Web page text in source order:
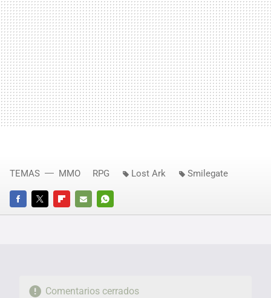
FACEBOOKTWITTERFLIPBOARD
E-
WHATSAPP
TEMAS MMO RPG Lost Ark Smilegate
Comentarios cerrados